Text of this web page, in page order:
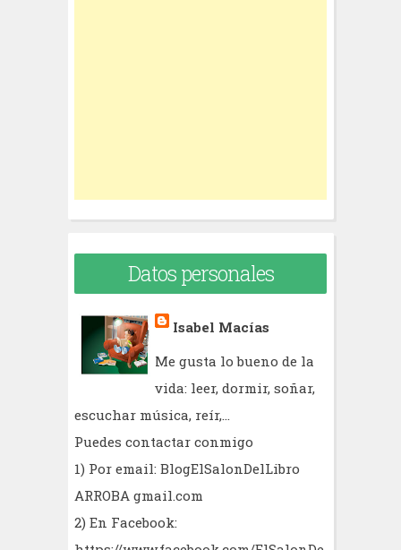
Datos personales
Isabel Macías
Me gusta lo bueno de la
vida: leer, dormir, soñar,
escuchar música, reír,...
Puedes contactar conmigo
1) Por email: BlogElSalonDelLibro
ARROBA gmail.com
2) En Facebook: